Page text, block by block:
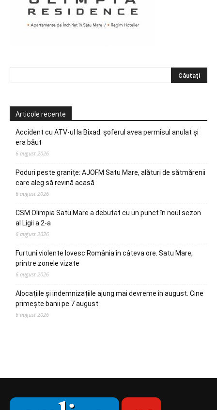
Articole recente
Accident cu ATV-ul la Bixad: șoferul avea permisul anulat și
era băut
6 august 2026
Poduri peste granițe: AJOFM Satu Mare, alături de sătmărenii
care aleg să revină acasă
6 august 2026
CSM Olimpia Satu Mare a debutat cu un punct în noul sezon
al Ligii a 2-a
6 august 2026
Furtuni violente lovesc România în câteva ore. Satu Mare,
printre zonele vizate
6 august 2026
Alocațiile și indemnizațiile ajung mai devreme în august. Cine
primește banii pe 7 august
6 august 2026